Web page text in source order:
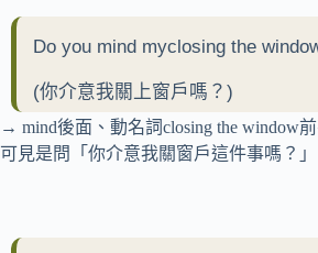
Do you mind myclosing the
(你介意我關上窗戶嗎？)
→ mind後面、動名詞closing the window
可見是問「你介意我關窗戶這件事嗎？」